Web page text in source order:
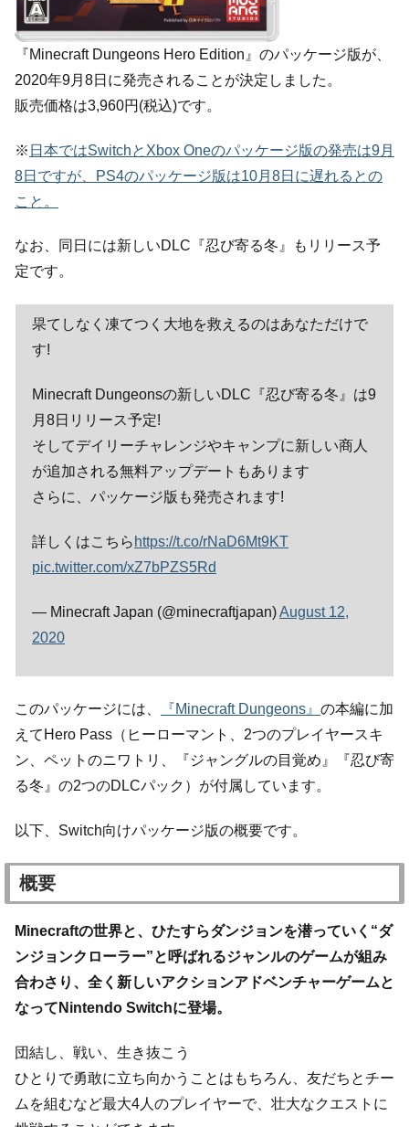
『Minecraft Dungeons Hero Edition』のパッケージ版が、
2020年9月8日に発売されることが決定しました。
販売価格は3,960円(税込)です。
※ 日本ではSwitchとXbox Oneのパッケージ版の発売は9月
8日ですが、PS4のパッケージ版は10月8日に遅れるとの
こと。
なお、同日には新しいDLC『忍び寄る冬』もリリース予
定です。
果てしなく凍てつく大地を救えるのはあなただけで
す!
Minecraft Dungeonsの新しいDLC『忍び寄る冬』は9
月8日リリース予定!
そしてデイリーチャレンジやキャンプに新しい商人
が追加される無料アップデートもあります
さらに、パッケージ版も発売されます!
詳しくはこちら https://t.co/rNaD6Mt9KT
pic.twitter.com/xZ7bPZS5Rd
— Minecraft Japan (@minecraftjapan)August 12,
2020
このパッケージには、 『Minecraft Dungeons』 の本編に加
えてHero Pass（ヒーローマント、2つのプレイヤースキ
ン、ペットのニワトリ、『ジャングルの目覚め』『忍び寄
る冬』の2つのDLCパック）が付属しています。
以下、Switch向けパッケージ版の概要です。
概要
Minecraftの世界と、ひたすらダンジョンを潜っていく“ダ
ンジョンクローラー”と呼ばれるジャンルのゲームが組み
合わさり、全く新しいアクションアドベンチャーゲームと
なってNintendo Switchに登場。
団結し、戦い、生き抜こう
ひとりで勇敢に立ち向かうことはもちろん、友だちとチー
ムを組むなど最大4人のプレイヤーで、壮大なクエストに